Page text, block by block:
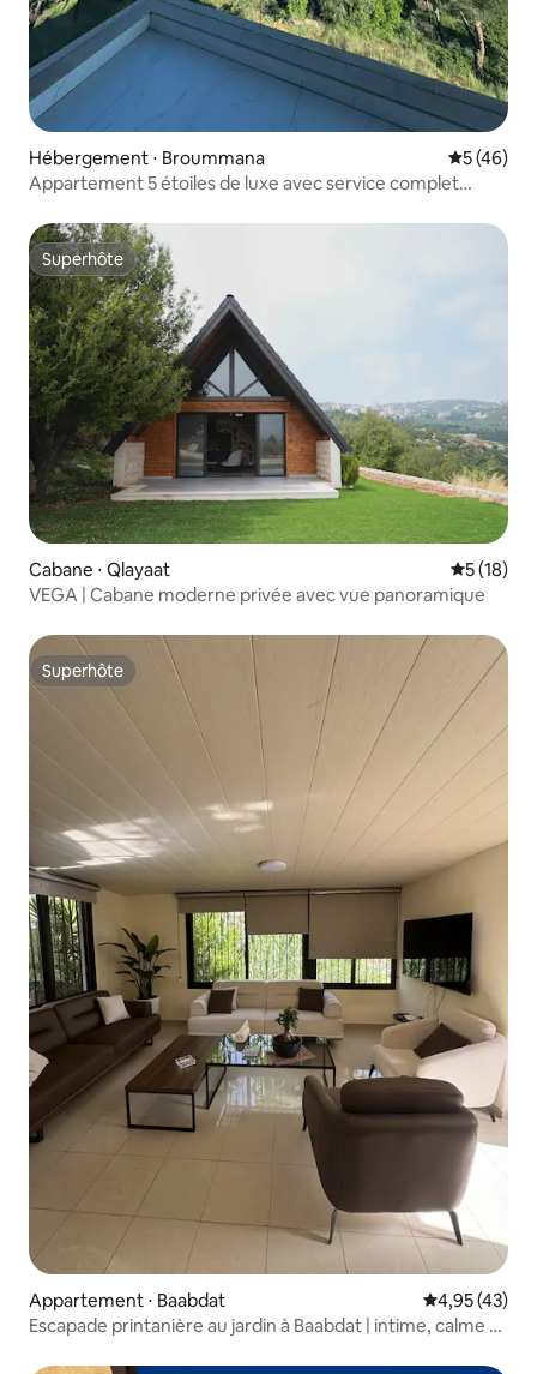
Hébergement ⋅ Broummana
5 (46)
Appartement 5 étoiles de luxe avec service complet
Superhôte
Superhôte
Cabane ⋅ Qlayaat
5 (18)
VEGA | Cabane moderne privée avec vue panoramique
Superhôte
Superhôte
Appartement ⋅ Baabdat Évaluation
4,95 (43)
Escapade printanière au jardin à Baabdat | intime, calme et